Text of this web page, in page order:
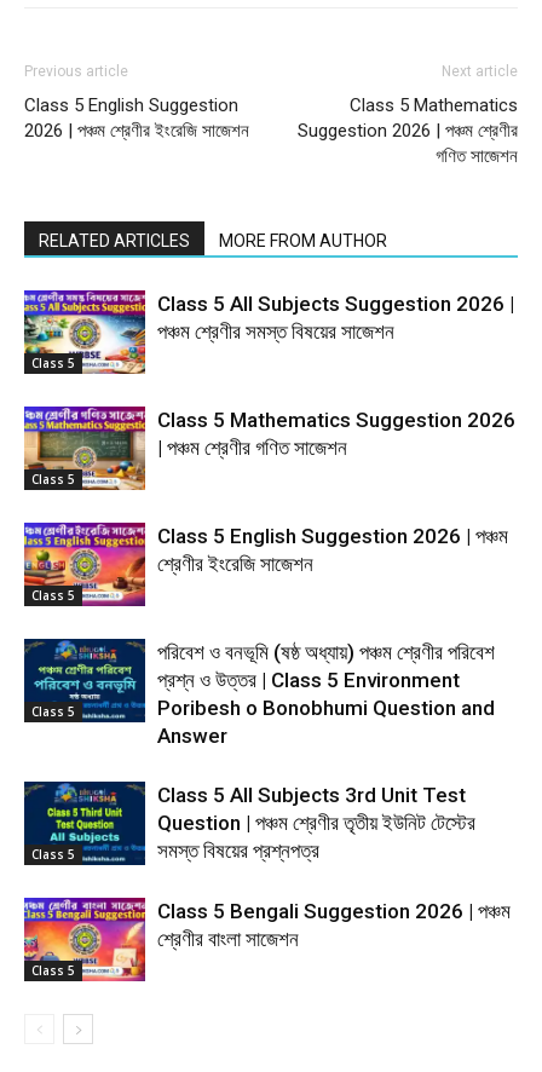
Previous article
Class 5 English Suggestion
2026 | পঞ্চম শ্রেণীর ইংরেজি সাজেশন
Next article
Class 5 Mathematics
Suggestion 2026 | পঞ্চম শ্রেণীর
গণিত সাজেশন
RELATED ARTICLES MORE FROM AUTHOR
Class 5
Class 5 All Subjects Suggestion 2026 |
পঞ্চম শ্রেণীর সমস্ত বিষয়ের সাজেশন
Class 5
Class 5 Mathematics Suggestion 2026
| পঞ্চম শ্রেণীর গণিত সাজেশন
Class 5
Class 5 English Suggestion 2026 | পঞ্চম
শ্রেণীর ইংরেজি সাজেশন
Class 5
পরিবেশ ও বনভূমি (ষষ্ঠ অধ্যায়) পঞ্চম শ্রেণীর পরিবেশ
প্রশ্ন ও উত্তর | Class 5 Environment
Poribesh o Bonobhumi Question and
Answer
Class 5
Class 5 All Subjects 3rd Unit Test
Question | পঞ্চম শ্রেণীর তৃতীয় ইউনিট টেস্টের
সমস্ত বিষয়ের প্রশ্নপত্র
Class 5
Class 5 Bengali Suggestion 2026 | পঞ্চম
শ্রেণীর বাংলা সাজেশন